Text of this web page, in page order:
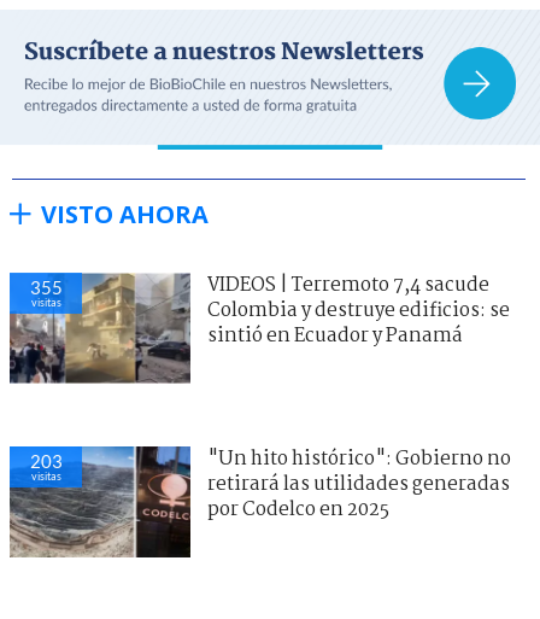
VISTO AHORA
355
visitas
VIDEOS | Terremoto 7,4 sacude
Colombia y destruye edificios: se
sintió en Ecuador y Panamá
203
visitas
"Un hito histórico": Gobierno no
retirará las utilidades generadas
por Codelco en 2025